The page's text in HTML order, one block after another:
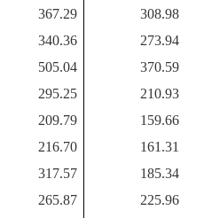
367.29
308.98
340.36
273.94
505.04
370.59
295.25
210.93
209.79
159.66
216.70
161.31
317.57
185.34
265.87
225.96